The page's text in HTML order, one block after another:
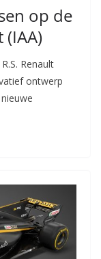
op de
Renault
ontwerp